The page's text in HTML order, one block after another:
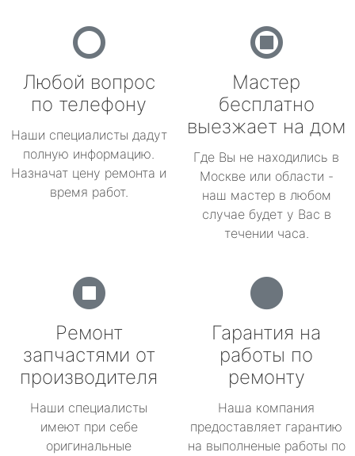
Любой вопрос
по телефону
Наши специалисты дадут
полную информацию.
Назначат цену ремонта и
время работ.
Мастер
бесплатно
выезжает на дом
Где Вы не находились в
Москве или области -
наш мастер в любом
случае будет у Вас в
течении часа.
Ремонт
запчастями от
производителя
Наши специалисты
имеют при себе
оригинальные
Гарантия на
работы по
ремонту
Наша компания
предоставляет гарантию
на выполненые работы по